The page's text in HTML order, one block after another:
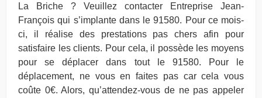
La Briche ? Veuillez contacter Entreprise Jean-
François qui s’implante dans le 91580. Pour ce mois-
ci, il réalise des prestations pas chers afin pour
satisfaire les clients. Pour cela, il possède les moyens
pour se déplacer dans tout le 91580. Pour le
déplacement, ne vous en faites pas car cela vous
coûte 0€. Alors, qu’attendez-vous de ne pas appeler